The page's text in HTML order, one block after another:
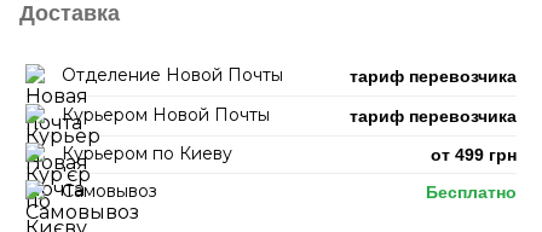
Доставка
Отделение Новой Почты тариф перевозчика
Курьером Новой Почты тариф перевозчика
Курьером по Киеву от 499 грн
Самовывоз Бесплатно